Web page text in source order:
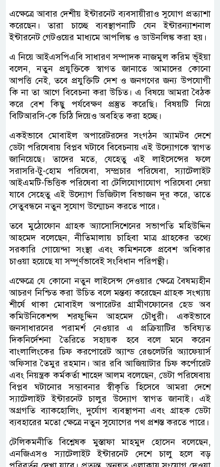
এক্ষেত্রে আবার দেশীয় ইন্টারনেট ব্যবসায়ীরাও সুযোগ প্রত্যাশা
করেছেন। তারা চাচ্ছে ব্যবস্থাপনাটি যেন ইন্টারন্যাশনাল
ইন্টারনেট গেটওয়ের মাধ্যমে আপলিঙ্ক ও ডাউনলিঙ্ক করা হয়।
এ নিয়ে আইএসপিএবি সাধারণ সম্পাদক নাজমুল করিম ভূঁইয়া
বলেন, নতুন প্রযুক্তিকে স্বাগত জানাতে আমাদের কোনো
আপত্তি নেই, তবে প্রযুক্তিটি দেশ ও জনগণের জন্য উপযোগী
কি না তা আগে বিবেচনা করা উচিত। এ বিষয়ে আমরা বৈঠক
করে বেশ কিছু পর্যবেক্ষণ প্রস্তুত করেছি। বিষয়টি নিয়ে
বিটিআরসি-কে চিঠি দিয়েও অবহিত করা হচ্ছে।
একইভাবে মোবাইল অপারেটরদের সংগঠন অ্যামটব দেশে
ডেটা পরিষেবায় বিপ্লব ঘটাবে বিবেচনায় এই উদ্যোগকে স্বাগত
জানিয়েছে। তাদের মতে, যেহেতু এই লাইসেন্সের ফলে
সরাসরি-টু-হোম পরিষেবা, সম্প্রচার পরিষেবা, স্যাটেলাইট
আইএমটি-ভিত্তিক পরিষেবা বা টেলিযোগাযোগ পরিষেবা দেয়া
যাবে সেহেতু এই উদ্যোগ ডিজিটাল বিভাজন দূর করে, তাতে
সেতুবন্ধনে নতুন সুযোগ উন্মোচন করতে পারে।
তবে মুঠোফোন গ্রাহক অ্যাসোসিশেনের সভাপতি মহিউদ্দিন
আহমেদ বলেছেন, নীতিমালায় চাহিবা মাত্র গ্রাহকের তথ্যে
সরকারি গোয়েন্দা সংস্থা এবং কমিশনকে প্রবেশ অধিকার
চাওয়া হয়েছে যা সম্পূর্ণভাবেই সংবিধান পরিপন্থী।
এক্ষেত্রে যে কোনো নতুন লাইসেন্স দেওয়ার ক্ষেত্রে বৈষম্যহীন
আচরণ নিশ্চিত করা উচিত বলে মন্তব্য করেছেন গ্রাহক সংখ্যায়
শীর্ষে থাকা মোবাইল অপারেটর গ্রামীণফোনের হেড অব
কমিউনিকেশন্স শরফুদ্দিন আহমেদ চৌধুরী। একইভাবে
জনসাধারনের পরামর্শ নেওয়ার এ প্রক্রিয়াটির ভবিষ্যত
দিকনির্দেশনা তৈরিতে সহায়ক হবে বলে মনে করেন
বাংলালিংকের চিফ করপোরেট অ্যান্ড রেগুলেটরি অ্যাফেয়ার্স
অফিসার তৈমুর রহমান। আর রবি আজিয়াটার চিফ কর্পোরেট
এবং নিয়ন্ত্রক কর্মকর্তা শাহেদ আলম বলেছেন, ডেটা পরিষেবায়
বিপ্লব ঘটানোর সম্ভাবনার স্বীকৃতি হিসেবে আমরা দেশে
স্যাটেলাইট ইন্টারনেট চালুর উদ্যোগ স্বাগত জানাই। এই
অগ্রগতি ব্যাকহোলিং, দুর্যোগ ব্যবস্থাপনা এবং গ্রাহক ডেটা
ব্যবহারের মতো ক্ষেত্রে নতুন সুযোগের পথ প্রশস্ত করতে পারে।
টেলিকমনীতি বিশ্লেষক মুস্তাফা মাহমুদ হোসেন বলেছেন,
এনজিএসও স্যাটেলাইট ইন্টারনেট দেশে চালু হলে বড়